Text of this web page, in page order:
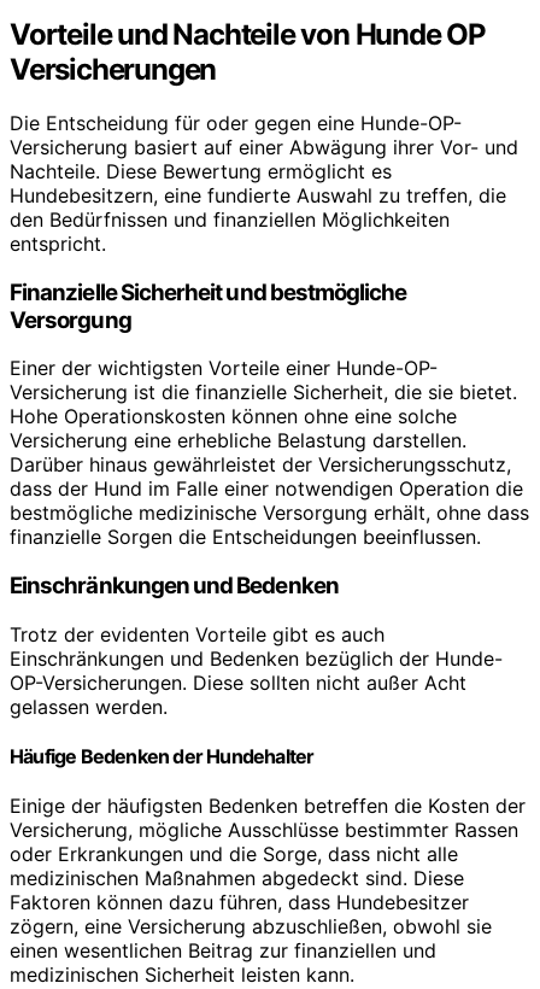
Vorteile und Nachteile von Hunde OP
Versicherungen
Die Entscheidung für oder gegen eine Hunde-OP-
Versicherung basiert auf einer Abwägung ihrer Vor- und
Nachteile. Diese Bewertung ermöglicht es
Hundebesitzern, eine fundierte Auswahl zu treffen, die
den Bedürfnissen und finanziellen Möglichkeiten
entspricht.
Finanzielle Sicherheit und bestmögliche
Versorgung
Einer der wichtigsten Vorteile einer Hunde-OP-
Versicherung ist die finanzielle Sicherheit, die sie bietet.
Hohe Operationskosten können ohne eine solche
Versicherung eine erhebliche Belastung darstellen.
Darüber hinaus gewährleistet der Versicherungsschutz,
dass der Hund im Falle einer notwendigen Operation die
bestmögliche medizinische Versorgung erhält, ohne dass
finanzielle Sorgen die Entscheidungen beeinflussen.
Einschränkungen und Bedenken
Trotz der evidenten Vorteile gibt es auch
Einschränkungen und Bedenken bezüglich der Hunde-
OP-Versicherungen. Diese sollten nicht außer Acht
gelassen werden.
Häufige Bedenken der Hundehalter
Einige der häufigsten Bedenken betreffen die Kosten der
Versicherung, mögliche Ausschlüsse bestimmter Rassen
oder Erkrankungen und die Sorge, dass nicht alle
medizinischen Maßnahmen abgedeckt sind. Diese
Faktoren können dazu führen, dass Hundebesitzer
zögern, eine Versicherung abzuschließen, obwohl sie
einen wesentlichen Beitrag zur finanziellen und
medizinischen Sicherheit leisten kann.